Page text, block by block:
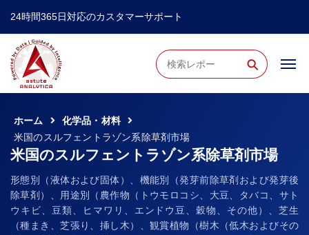
24時間365日対応のカスタマーサポート
⚲
ホーム
化学品・材料
米国のスルフェントラゾン系除草剤市場
米国のスルフェントラゾン系除草剤市場
形態別（液体および固体）、機能別（発芽前除草剤および発芽後
除草剤）、用途別（農作物（トウモロコシ、大豆、タバコ、サト
ウキビ、豆類、ヒマワリ、エンドウ豆、穀物、その他）、芝生
（種まき、芝張り、挿し木）、観賞植物（樹木（低木およびその